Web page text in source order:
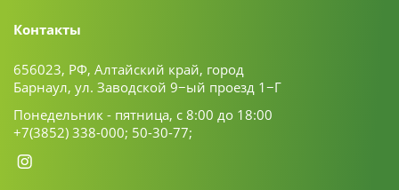
Контакты
656023, РФ, Алтайский край, город
Барнаул, ул. Заводской 9−ый проезд 1−Г
Понедельник - пятница, с 8:00 до 18:00
+7(3852) 338-000; 50-30-77;